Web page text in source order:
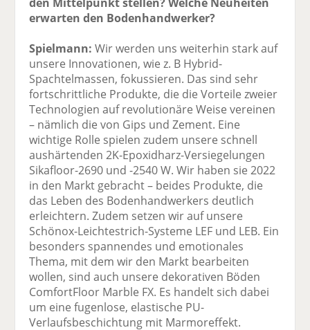
erwarten den Bodenhandwerker?
Spielmann: Wir werden uns weiterhin stark auf
unsere Innovationen, wie z. B Hybrid-
Spachtelmassen, fokussieren. Das sind sehr
fortschrittliche Produkte, die die Vorteile zweier
Technologien auf revolutionäre Weise vereinen
– nämlich die von Gips und Zement. Eine
wichtige Rolle spielen zudem unsere schnell
aushärtenden 2K-Epoxidharz-Versiegelungen
Sikafloor-2690 und -2540 W. Wir haben sie 2022
in den Markt gebracht – beides Produkte, die
das Leben des Bodenhandwerkers deutlich
erleichtern. Zudem setzen wir auf unsere
Schönox-Leichtestrich-Systeme LEF und LEB. Ein
besonders spannendes und emotionales
Thema, mit dem wir den Markt bearbeiten
wollen, sind auch unsere dekorativen Böden
ComfortFloor Marble FX. Es handelt sich dabei
um eine fugenlose, elastische PU-
Verlaufsbeschichtung mit Marmoreffekt.